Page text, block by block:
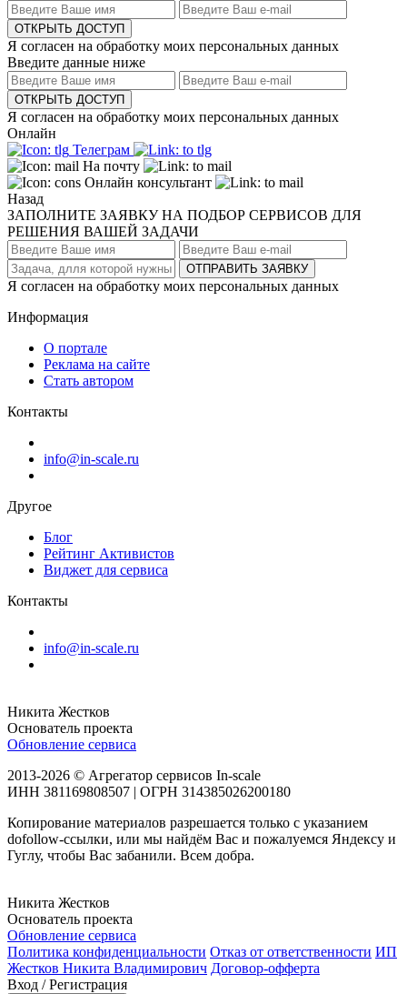
ОТКРЫТЬ ДОСТУП
Я согласен на обработку моих персональных данных
Введите данные ниже
ОТКРЫТЬ ДОСТУП
Я согласен на обработку моих персональных данных
Онлайн
Телеграм
На почту
Онлайн консультант
Назад
ЗАПОЛНИТЕ ЗАЯВКУ НА ПОДБОР СЕРВИСОВ ДЛЯ
РЕШЕНИЯ ВАШЕЙ ЗАДАЧИ
ОТПРАВИТЬ ЗАЯВКУ
Я согласен на обработку моих персональных данных
Информация
О портале
Реклама на сайте
Стать автором
Контакты
info@in-scale.ru
Другое
Блог
Рейтинг Активистов
Виджет для сервиса
Контакты
info@in-scale.ru
Никита Жестков
Основатель проекта
Обновление сервиса
2013-2026 © Агрегатор сервисов In-scale
ИНН 381169808507 | ОГРН 314385026200180
Копирование материалов разрешается только с указанием
dofollow-ссылки, или мы найдём Вас и пожалуемся Яндексу и
Гуглу, чтобы Вас забанили. Всем добра.
Никита Жестков
Основатель проекта
Обновление сервиса
Политика конфиденциальности Отказ от ответственности ИП
Жестков Никита Владимирович Договор-офферта
Вход / Регистрация